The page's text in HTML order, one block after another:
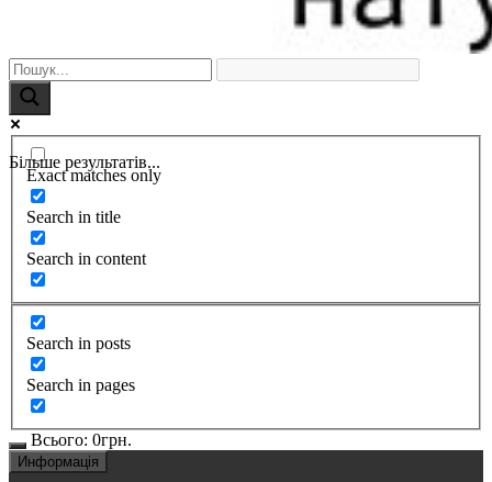
Більше результатів...
Exact matches only
Search in title
Search in content
Search in posts
Search in pages
Всього: 0грн.
Информація